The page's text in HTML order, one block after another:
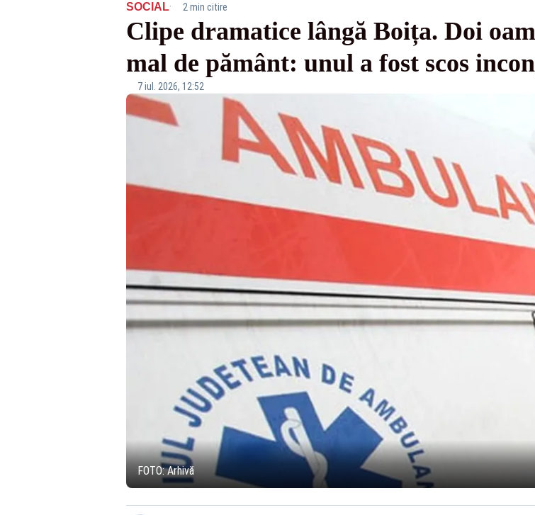
SOCIAL· 2 min citire
Clipe dramatice lângă Boița. Doi
mal de pământ: unul a fost scos
7 iul. 2026, 12:52
FOTO: Arhivă